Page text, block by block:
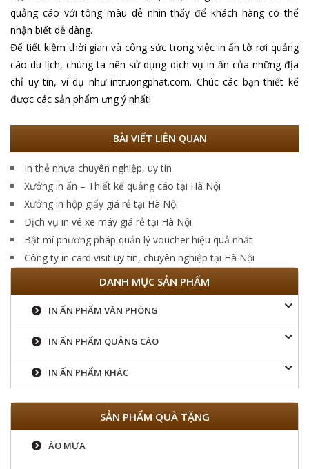
quảng cáo với tông màu dễ nhìn thấy để khách hàng có thể
nhận biết dễ dàng.
Để tiết kiệm thời gian và công sức trong việc in ấn tờ rơi quảng
cáo du lịch, chúng ta nên sử dụng dịch vụ in ấn của những địa
chỉ uy tín, ví dụ như intruongphat.com. Chúc các bạn thiết kế
được các sản phẩm ưng ý nhất!
BÀI VIẾT LIÊN QUAN
In thẻ nhựa chuyên nghiệp, uy tín
Xưởng in ấn – Thiết kế quảng cáo tại Hà Nội
Xưởng in hộp giấy giá rẻ tại Hà Nội
Dịch vụ in vé xe máy giá rẻ tại Hà Nội
Bật mí phương pháp quản lý voucher hiệu quả nhất
Công ty in card visit uy tín, chuyên nghiệp tại Hà Nội
DANH MỤC SẢN PHẨM
IN ẤN PHẨM VĂN PHÒNG
IN ẤN PHẨM QUẢNG CÁO
IN ẤN PHẨM KHÁC
SẢN PHẨM QUÀ TẶNG
ÁO MƯA